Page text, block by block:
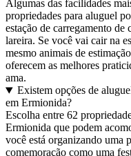
Algumas das facilidades
propriedades para aluguel
estação de carregamento de
lareira. Se você vai cair na
mesmo animais de
oferecem as melhores
ama.
Existem opções de
em Ermionida?
Escolha entre 62
Ermionida que podem
você está organizando uma
comemoração como uma